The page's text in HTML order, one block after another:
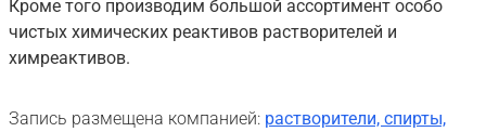
Кроме того производим большой ассортимент особо
чистых химических реактивов растворителей и
химреактивов.
Запись размещена компанией: растворители, спирты,